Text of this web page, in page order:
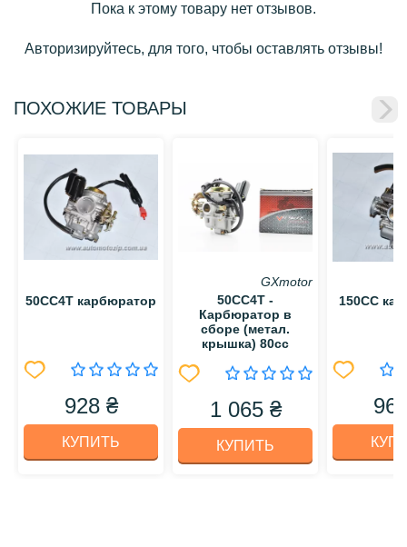
Пока к этому товару нет отзывов.
Авторизируйтесь, для того, чтобы оставлять отзывы!
ПОХОЖИЕ ТОВАРЫ
50CC4T карбюратор
928 ₴
КУПИТЬ
GXmotor
50CC4T -
Карбюратор в
сборе (метал.
крышка) 80cc
1 065 ₴
КУПИТЬ
150СС